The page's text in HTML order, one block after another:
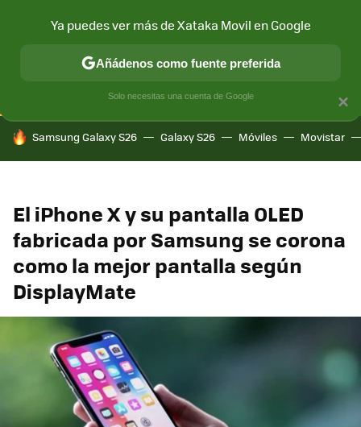
CONECTIVIDAD MÓVIL Y SOCIEDAD APLICACIONES
HOY SE HABLA DE
Samsung Galaxy S26 Galaxy S26 Móviles Movistar
El iPhone X y su pantalla OLED
fabricada por Samsung se corona
como la mejor pantalla según
DisplayMate
×
Ya puedes ver más de Xataka Movil en Google
Añádenos como fuente preferida
Solo necesitas una cuenta de Google